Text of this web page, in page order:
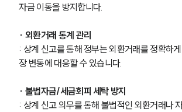
자금 이동을 방지합니다.
∙ 외환거래 통계 관리
: 상계 신고를 통해 정부는 외환거래를 정확하
장 변동에 대응할 수 있습니다.
∙ 불법자금/세금회피 세탁 방지
: 상계 신고 의무를 통해 불법적인 외환거래나